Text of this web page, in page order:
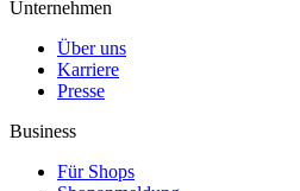
Unternehmen
Über uns
Karriere
Presse
Business
Für Shops